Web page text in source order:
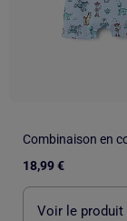
18,99 €
Voir le produit